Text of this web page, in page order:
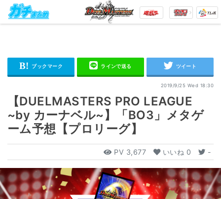
2019/9/25 Wed 18:30
【DUELMASTERS PRO LEAGUE
~by カーナベル~】「BO3」メタゲ
ーム予想【プロリーグ】
PV 3,677 いいね 0 -